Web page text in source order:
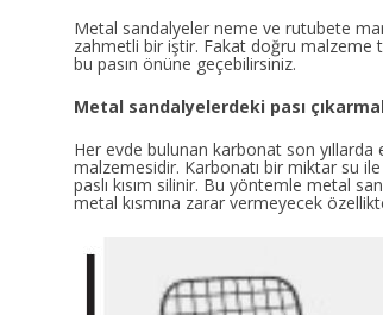
Metal sandalyeler neme ve rutubete
zahmetli bir iştir. Fakat doğru malzeme
bu pasın önüne geçebilirsiniz.
Metal sandalyelerdeki pası
Her evde bulunan karbonat son
malzemesidir. Karbonatı bir miktar su
paslı kısım silinir. Bu yöntemle metal
metal kısmına zarar vermeyecek